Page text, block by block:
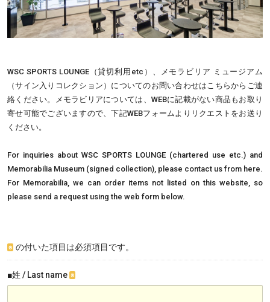
WSC SPORTS LOUNGE（貸切利用etc）、メモラビリア ミュージアム
（サイン入りコレクション）についてのお問い合わせはこちらからご連
絡ください。メモラビリアについては、WEBに記載がない商品もお取り
寄せ可能でございますので、下記WEBフォームよりリクエストをお送り
ください。
For inquiries about WSC SPORTS LOUNGE (chartered use etc.) and
Memorabilia Museum (signed collection), please contact us from here.
For Memorabilia, we can order items not listed on this website, so
please send a request using the web form below.
※ の付いた項目は必須項目です。
■姓 / Last name ※